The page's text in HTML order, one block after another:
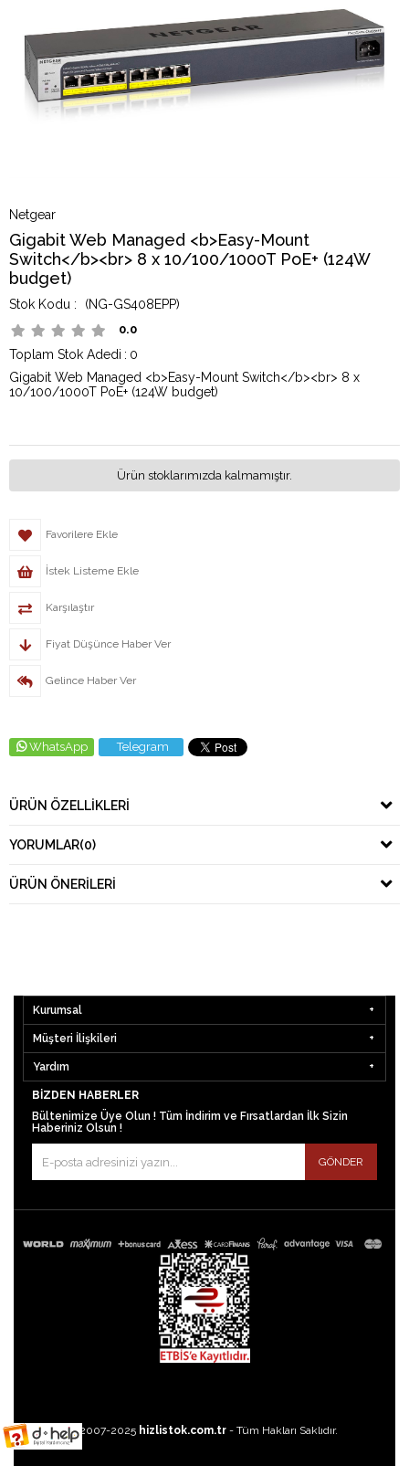
Netgear
Gigabit Web Managed <b>Easy-Mount
Switch</b><br> 8 x 10/100/1000T PoE+ (124W
budget)
(NG-GS408EPP)
0.0
Toplam Stok Adedi : 0
Gigabit Web Managed <b>Easy-Mount Switch</b><br> 8 x
10/100/1000T PoE+ (124W budget)
Ürün stoklarımızda kalmamıştır.
Favorilere Ekle
İstek Listeme Ekle
Karşılaştır
Fiyat Düşünce Haber Ver
Gelince Haber Ver
WhatsApp Telegram
ÜRÜN ÖZELLIKLERI
YORUMLAR(0)
ÜRÜN ÖNERILERI
Kurumsal
Müşteri İlişkileri
Yardım
BIZDEN HABERLER
Bültenimize Üye Olun ! Tüm İndirim ve Fırsatlardan İlk Sizin
Haberiniz Olsun !
GÖNDER
©2007-2025 hizlistok.com.tr - Tüm Hakları Saklıdır.